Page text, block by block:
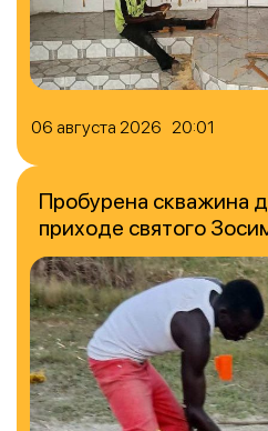
06 августа 2026 20:01
Пробурена скважина
приходе святого